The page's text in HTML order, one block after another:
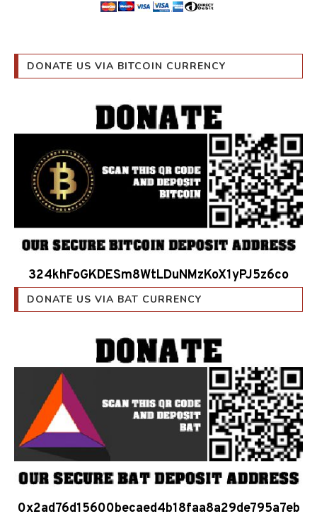
DONATE US VIA BITCOIN CURRENCY
324khFoGKDESm8WtLDuNMzKoX1yPJ5z6co
DONATE US VIA BAT CURRENCY
0x2ad76d15600becaed4b18faa8a29de795a7eb